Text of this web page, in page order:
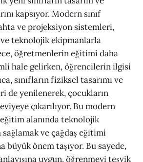
kapsıyor. Modern sınıf
ve projeksiyon sistemleri,
teknolojik ekipmanlarla
öğretmenlerin eğitimi daha
hale gelirken, öğrencilerin ilgisi
sınıfların fiziksel tasarımı ve
de yenilenerek, çocukların
çıkarılıyor. Bu modern
alanında teknolojik
ve çağdaş eğitimi
büyük önem taşıyor. Bu sayede,
uygun, öğrenmeyi teşvik